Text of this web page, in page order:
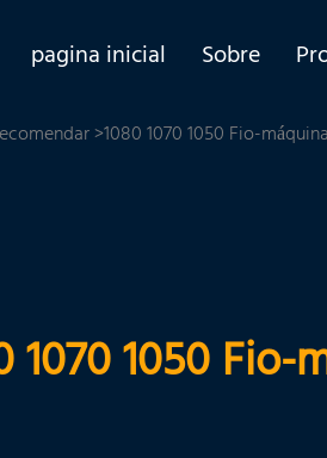
pagina inicial Sobre
>1080 1070 1050 Fio-
1070 1050